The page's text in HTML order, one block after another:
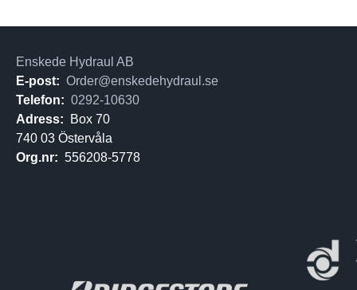
Enskede Hydraul AB
E-post: Order@enskedehydraul.se
Telefon: 0292-10630
Adress:
Box 70
740 03 Östervåla
Org.nr: 556208-5778